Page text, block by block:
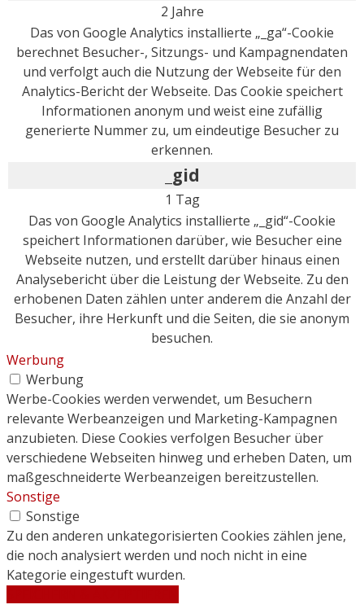
2 Jahre
Das von Google Analytics installierte „_ga“-Cookie
berechnet Besucher-, Sitzungs- und Kampagnendaten
und verfolgt auch die Nutzung der Webseite für den
Analytics-Bericht der Webseite. Das Cookie speichert
Informationen anonym und weist eine zufällig
generierte Nummer zu, um eindeutige Besucher zu
erkennen.
_gid
1 Tag
Das von Google Analytics installierte „_gid“-Cookie
speichert Informationen darüber, wie Besucher eine
Webseite nutzen, und erstellt darüber hinaus einen
Analysebericht über die Leistung der Webseite. Zu den
erhobenen Daten zählen unter anderem die Anzahl der
Besucher, ihre Herkunft und die Seiten, die sie anonym
besuchen.
Werbung
Werbung
Werbe-Cookies werden verwendet, um Besuchern
relevante Werbeanzeigen und Marketing-Kampagnen
anzubieten. Diese Cookies verfolgen Besucher über
verschiedene Webseiten hinweg und erheben Daten, um
maßgeschneiderte Werbeanzeigen bereitzustellen.
Sonstige
Sonstige
Zu den anderen unkategorisierten Cookies zählen jene,
die noch analysiert werden und noch nicht in eine
Kategorie eingestuft wurden.